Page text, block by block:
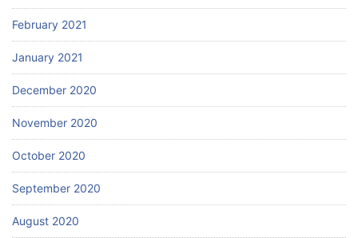
February 2021
January 2021
December 2020
November 2020
October 2020
September 2020
August 2020